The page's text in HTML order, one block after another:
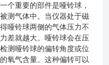
个重要的部件是哑铃球，
测气体中。当仪器处于磁
哑铃球两侧的气体压力不
差就越大。哑铃球会在压
测哑铃球的偏转角度或位
氧气含量。这种偏转可以